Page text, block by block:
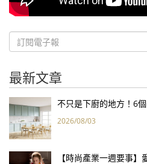
最新文章
不只是下廚的地方！6
2026/08/03
【時尚產業一週要事